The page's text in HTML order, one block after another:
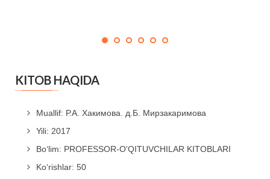
KITOB HAQIDA
Muallif: Р.А. Хакимова. д.Б. Мирзакаримова
Yili: 2017
Bo‘lim: PROFESSOR-O'QITUVCHILAR KITOBLARI
Ko‘rishlar: 50